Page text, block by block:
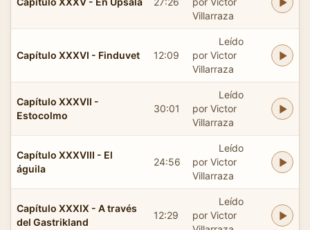
Villarraza
Capítulo XXXVI - Finduvet 12:09
Leído
por Victor
Villarraza
Capítulo XXXVII -
Estocolmo
30:01
Leído
por Victor
Villarraza
Capítulo XXXVIII - El
águila
24:56
Leído
por Victor
Villarraza
Capítulo XXXIX - A través
del Gastrikland
12:29
Leído
por Victor